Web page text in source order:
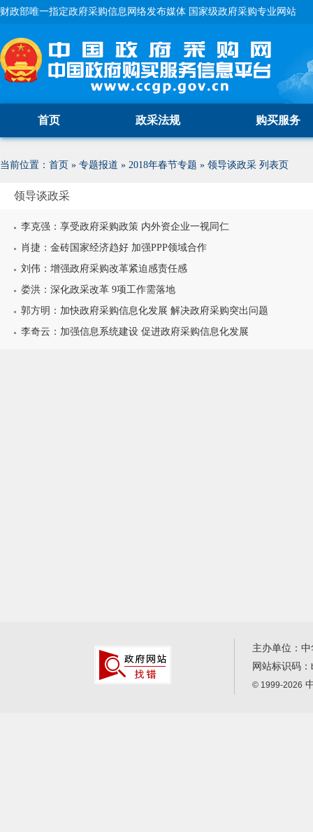
财政部唯一指定政府采购信息网络发布媒体 国家级政府采购专业网站
首页 政采法规 购买服务
当前位置： 首页 » 专题报道 » 2018年春节专题 » 领导谈政采 列表页
领导谈政采
李克强：享受政府采购政策 内外资企业一视同仁
肖捷：金砖国家经济趋好 加强PPP领域合作
刘伟：增强政府采购改革紧迫感责任感
娄洪：深化政采改革 9项工作需落地
郭方明：加快政府采购信息化发展 解决政府采购突出问题
李奇云：加强信息系统建设 促进政府采购信息化发展
主办单位：
网站标识码：
© 1999-2026